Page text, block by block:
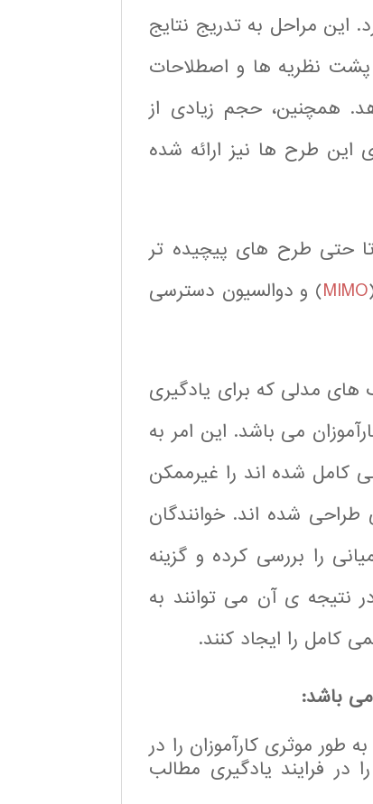
این مراحل به تدریج نتایج
پشت نظریه ها و اصطلاحات
همچنین، حجم زیادی از
این طرح ها نیز ارائه شده
تا حتی طرح های پیچیده تر
MIMO) و دوالسیون دسترسی
های مدلی که برای یادگیری
می باشد. این امر به
کامل شده اند را غیرممکن
شده اند. خوانندگان
را بررسی کرده و گزینه
نتیجه ی آن می توانند به
کامل را ایجاد کنند.
باشد:
موثری کارآموزان را در
فرایند یادگیری مطالب